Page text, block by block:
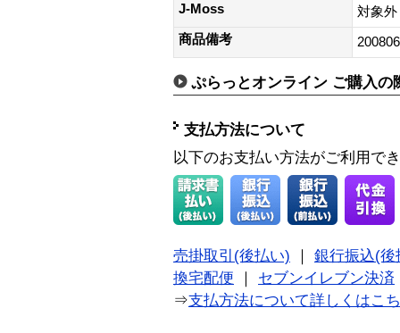
J-Moss
対象外
商品備考
ぷらっとオンライン ご購入の
支払方法について
以下のお支払い方法がご利用で
売掛取引(後払い)
銀行振込(後
換宅配便
セブンイレブン決済
⇒支払方法について詳しくはこ